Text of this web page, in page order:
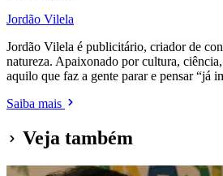
Jordão Vilela
Jordão Vilela é publicitário, criador de
natureza. Apaixonado por cultura,
aquilo que faz a gente parar e pensar “já
Saiba mais
Veja também